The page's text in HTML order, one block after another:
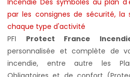
PFI Protect France
personnalisée et complète de
incendie, entre autre les